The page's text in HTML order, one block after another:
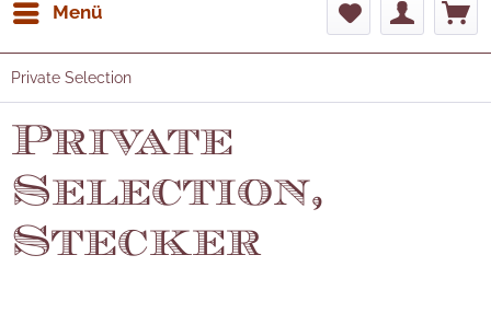
Menü
Private Selection
Private
Selection,
Stecker